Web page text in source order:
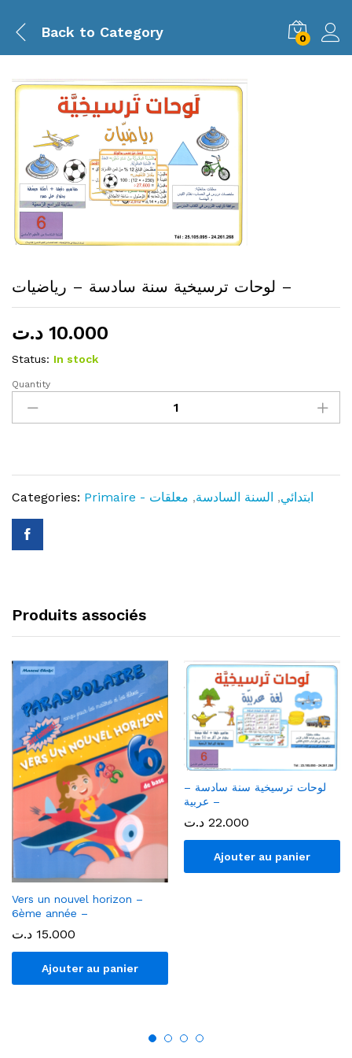
Back to Category 0
لوحات ترسيخية سنة سادسة – رياضيات –
10.000 د.ت
Status: In stock
لوحات
ترسيخية
سنة
-
quantity
Quantity
Categories: Primaire - ابتدائي, السنة السادسة, معلقات
Produits associés
Vers un nouvel horizon –
6ème année –
15.000 د.ت
Ajouter au panier
لوحات ترسيخية سنة سادسة –
عربية –
22.000 د.ت
Ajouter au panier